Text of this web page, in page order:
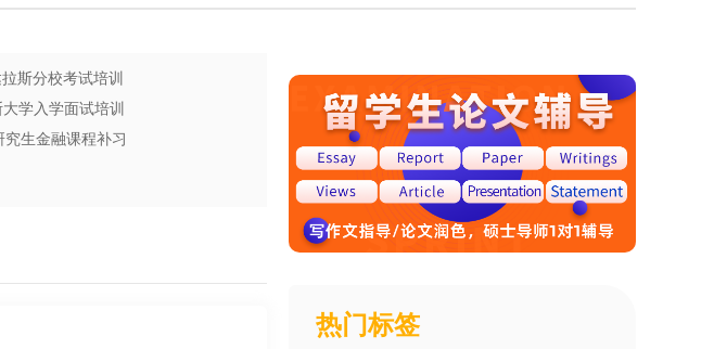
斯分校考试培训
学入学面试培训
究生金融课程补习
热门标签